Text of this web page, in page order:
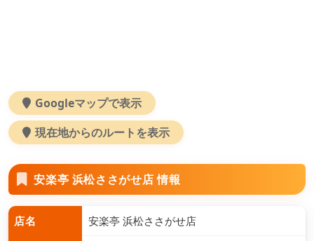
Googleマップで表示
現在地からのルートを表示
安楽亭 浜松ささがせ店 情報
店名 安楽亭 浜松ささがせ店